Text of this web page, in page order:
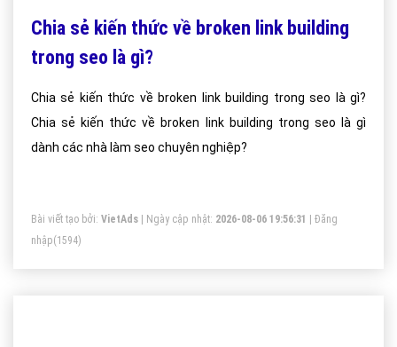
Chia sẻ kiến thức về broken link building
trong seo là gì?
Chia sẻ kiến thức về broken link building trong seo là gì?
Chia sẻ kiến thức về broken link building trong seo là gì
dành các nhà làm seo chuyên nghiệp?
Bài viết tạo bởi: VietAds | Ngày cập nhật: 2026-08-06 19:56:31
Đăng
nhập(1594)